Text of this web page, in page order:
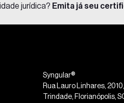
jurídica? Emita já seu
Syngular®
Rua Lauro Linhares,
Trindade, Florianópolis,